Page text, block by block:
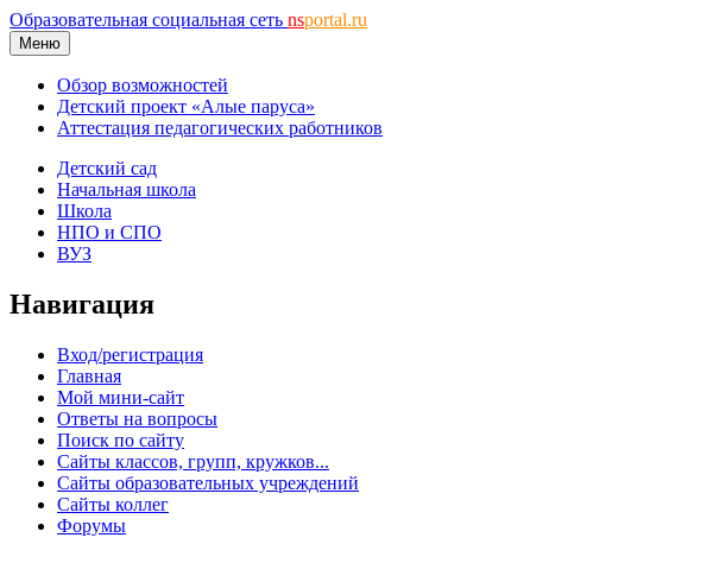
Образовательная социальная сеть nsportal.ru
Меню
Обзор возможностей
Детский проект «Алые паруса»
Аттестация педагогических работников
Детский сад
Начальная школа
Школа
НПО и СПО
ВУЗ
Навигация
Вход/регистрация
Главная
Мой мини-сайт
Ответы на вопросы
Поиск по сайту
Сайты классов, групп, кружков...
Сайты образовательных учреждений
Сайты коллег
Форумы